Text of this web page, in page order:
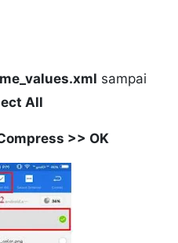
sampai
All
>> OK